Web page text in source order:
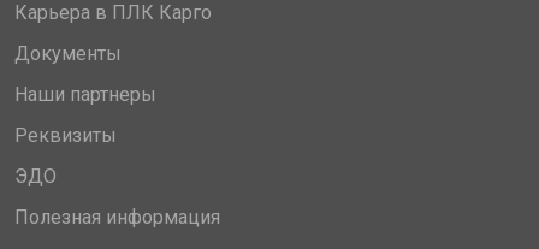
Карьера в ПЛК Карго
Документы
Наши партнеры
Реквизиты
ЭДО
Полезная информация